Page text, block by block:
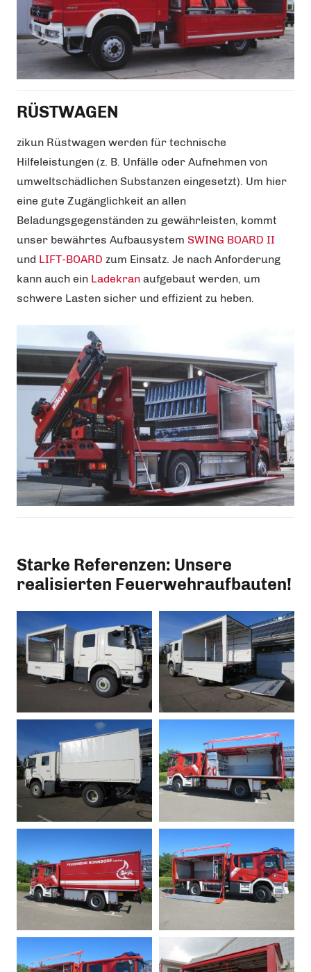
RÜSTWAGEN
zikun Rüstwagen werden für technische
Hilfeleistungen (z. B. Unfälle oder Aufnehmen von
umweltschädlichen Substanzen eingesetzt). Um hier
eine gute Zugänglichkeit an allen
Beladungsgegenständen zu gewährleisten, kommt
unser bewährtes Aufbausystem SWING BOARD II
und LIFT-BOARD zum Einsatz. Je nach Anforderung
kann auch ein Ladekran aufgebaut werden, um
schwere Lasten sicher und effizient zu heben.
Starke Referenzen: Unsere
realisierten Feuerwehraufbauten!